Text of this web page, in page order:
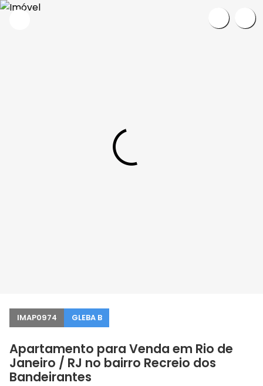
IMAP0974 GLEBA B
Apartamento para Venda em Rio de
Janeiro / RJ no bairro Recreio dos
Bandeirantes